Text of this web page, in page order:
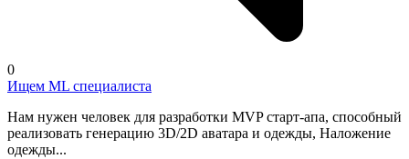
0
Ищем ML специалиста
Нам нужен человек для разработки MVP старт-апа, способный
реализовать генерацию 3D/2D аватара и одежды, Наложение
одежды...